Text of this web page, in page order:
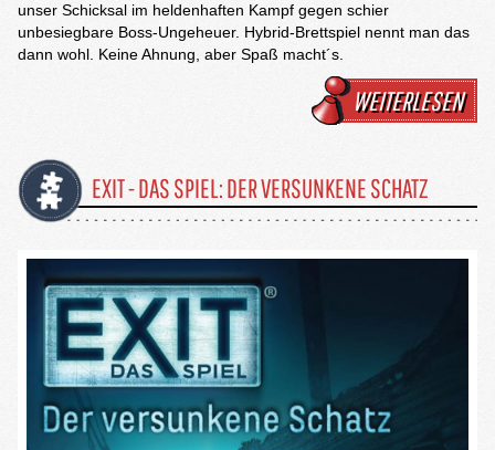
unser Schicksal im heldenhaften Kampf gegen schier
unbesiegbare Boss-Ungeheuer. Hybrid-Brettspiel nennt man das
dann wohl. Keine Ahnung, aber Spaß macht´s.
WEITERLESEN
EXIT - DAS SPIEL: DER VERSUNKENE SCHATZ